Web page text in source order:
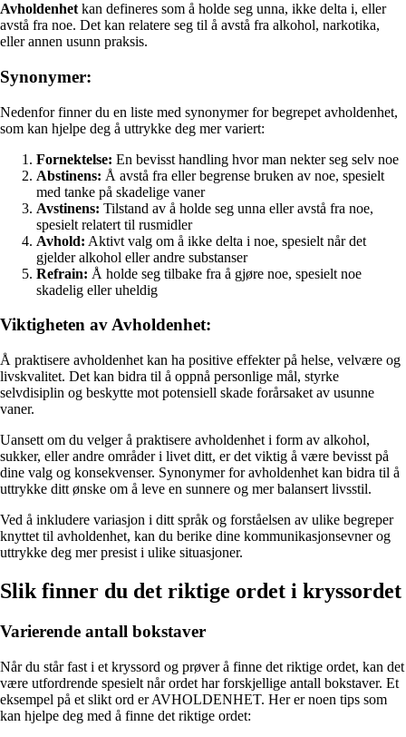
Avholdenhet kan defineres som å holde seg unna, ikke delta i, eller
avstå fra noe. Det kan relatere seg til å avstå fra alkohol, narkotika,
eller annen usunn praksis.
Synonymer:
Nedenfor finner du en liste med synonymer for begrepet avholdenhet,
som kan hjelpe deg å uttrykke deg mer variert:
Fornektelse: En bevisst handling hvor man nekter seg selv noe
Abstinens: Å avstå fra eller begrense bruken av noe, spesielt
med tanke på skadelige vaner
Avstinens: Tilstand av å holde seg unna eller avstå fra noe,
spesielt relatert til rusmidler
Avhold: Aktivt valg om å ikke delta i noe, spesielt når det
gjelder alkohol eller andre substanser
Refrain: Å holde seg tilbake fra å gjøre noe, spesielt noe
skadelig eller uheldig
Viktigheten av Avholdenhet:
Å praktisere avholdenhet kan ha positive effekter på helse, velvære og
livskvalitet. Det kan bidra til å oppnå personlige mål, styrke
selvdisiplin og beskytte mot potensiell skade forårsaket av usunne
vaner.
Uansett om du velger å praktisere avholdenhet i form av alkohol,
sukker, eller andre områder i livet ditt, er det viktig å være bevisst på
dine valg og konsekvenser. Synonymer for avholdenhet kan bidra til å
uttrykke ditt ønske om å leve en sunnere og mer balansert livsstil.
Ved å inkludere variasjon i ditt språk og forståelsen av ulike begreper
knyttet til avholdenhet, kan du berike dine kommunikasjonsevner og
uttrykke deg mer presist i ulike situasjoner.
Slik finner du det riktige ordet i kryssordet
Varierende antall bokstaver
Når du står fast i et kryssord og prøver å finne det riktige ordet, kan det
være utfordrende spesielt når ordet har forskjellige antall bokstaver. Et
eksempel på et slikt ord er AVHOLDENHET. Her er noen tips som
kan hjelpe deg med å finne det riktige ordet: